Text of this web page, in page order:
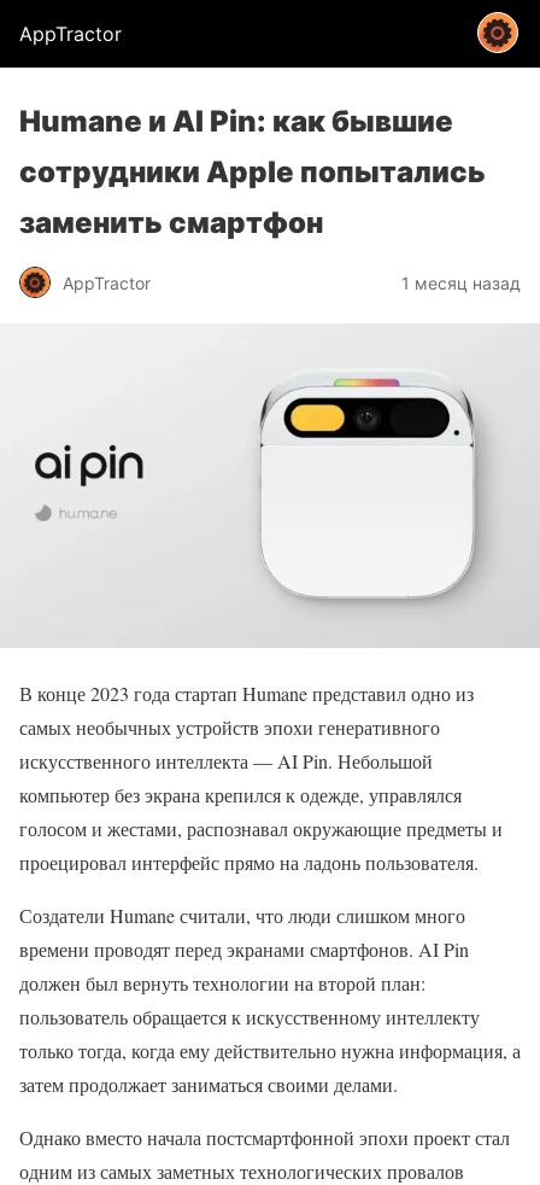
AppTractor
Humane и AI Pin: как бывшие
сотрудники Apple попытались
заменить смартфон
AppTractor 1 месяц назад
В конце 2023 года стартап Humane представил одно из
самых необычных устройств эпохи генеративного
искусственного интеллекта — AI Pin. Небольшой
компьютер без экрана крепился к одежде, управлялся
голосом и жестами, распознавал окружающие предметы и
проецировал интерфейс прямо на ладонь пользователя.
Создатели Humane считали, что люди слишком много
времени проводят перед экранами смартфонов. AI Pin
должен был вернуть технологии на второй план:
пользователь обращается к искусственному интеллекту
только тогда, когда ему действительно нужна информация, а
затем продолжает заниматься своими делами.
Однако вместо начала постсмартфонной эпохи проект стал
одним из самых заметных технологических провалов